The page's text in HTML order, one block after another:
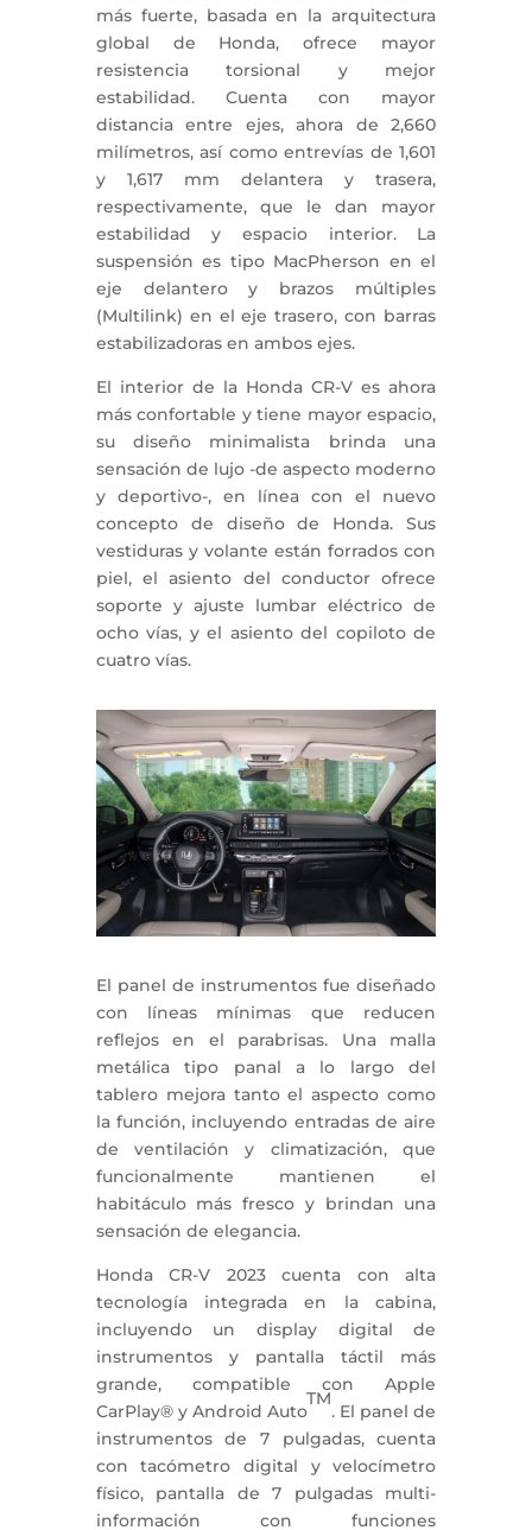
más fuerte, basada en la arquitectura
global de Honda, ofrece mayor
resistencia torsional y mejor
estabilidad. Cuenta con mayor
distancia entre ejes, ahora de 2,660
milímetros, así como entrevías de 1,601
y 1,617 mm delantera y trasera,
respectivamente, que le dan mayor
estabilidad y espacio interior. La
suspensión es tipo MacPherson en el
eje delantero y brazos múltiples
(Multilink) en el eje trasero, con barras
estabilizadoras en ambos ejes.
El interior de la Honda CR-V es ahora
más confortable y tiene mayor espacio,
su diseño minimalista brinda una
sensación de lujo -de aspecto moderno
y deportivo-, en línea con el nuevo
concepto de diseño de Honda. Sus
vestiduras y volante están forrados con
piel, el asiento del conductor ofrece
soporte y ajuste lumbar eléctrico de
ocho vías, y el asiento del copiloto de
cuatro vías.
El panel de instrumentos fue diseñado
con líneas mínimas que reducen
reflejos en el parabrisas. Una malla
metálica tipo panal a lo largo del
tablero mejora tanto el aspecto como
la función, incluyendo entradas de aire
de ventilación y climatización, que
funcionalmente mantienen el
habitáculo más fresco y brindan una
sensación de elegancia.
Honda CR-V 2023 cuenta con alta
tecnología integrada en la cabina,
incluyendo un display digital de
instrumentos y pantalla táctil más
grande, compatible con Apple
CarPlay® y Android Auto
TM
. El panel de
instrumentos de 7 pulgadas, cuenta
con tacómetro digital y velocímetro
físico, pantalla de 7 pulgadas multi-
información con funciones